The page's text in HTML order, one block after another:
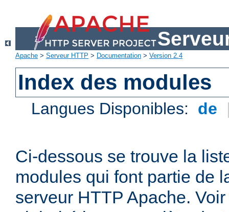
Apache > Serveur HTTP > Documentation > Version 2.4
Index des modules
Langues Disponibles: de
Ci-dessous se trouve la
modules qui font partie de
serveur HTTP Apache.